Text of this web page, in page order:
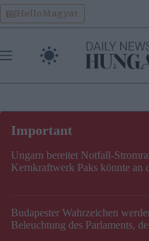
Skip
to
content
HelloMagyar
Ungarn bereitet Notfall-
Kernkraftwerk Paks könnte an
Budapester Wahrzeichen
Beleuchtung des Parlaments,